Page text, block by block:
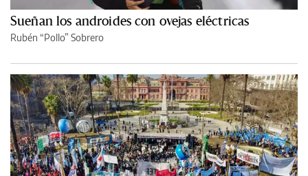
Sueñan los androides con ovejas eléctricas
Rubén “Pollo” Sobrero